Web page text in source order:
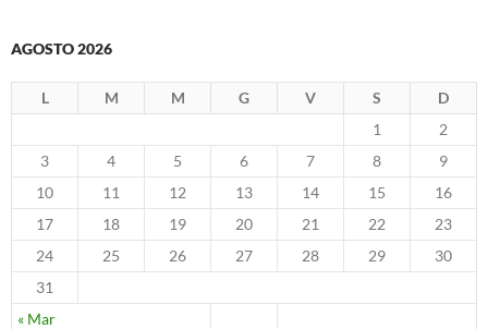
AGOSTO 2026
L M M G V S D
« Mar
1
2
3
4 5 6 7 8
9
10
11 12 13 14 15
16
17
18 19 20 21 22
23
24
25 26 27 28 29
30
31